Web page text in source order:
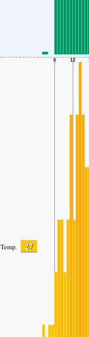
Temp. 27